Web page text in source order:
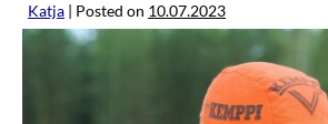
Katja | Posted on 10.07.2023